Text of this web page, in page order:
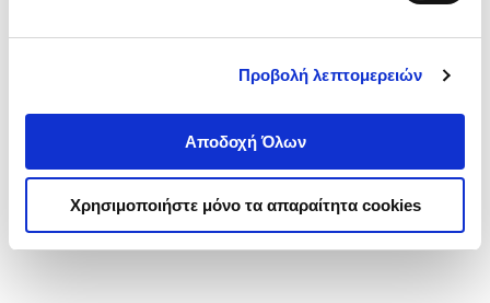
Προβολή λεπτομερειών
Αποδοχή Όλων
Χρησιμοποιήστε μόνο τα απαραίτητα cookies